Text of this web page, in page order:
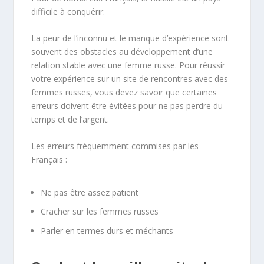
difficile à conquérir.
La peur de l’inconnu et le manque d’expérience sont
souvent des obstacles au développement d’une
relation stable avec une femme russe. Pour réussir
votre expérience sur un site de rencontres avec des
femmes russes, vous devez savoir que certaines
erreurs doivent être évitées pour ne pas perdre du
temps et de l’argent.
Les erreurs fréquemment commises par les
Français :
Ne pas être assez patient
Cracher sur les femmes russes
Parler en termes durs et méchants